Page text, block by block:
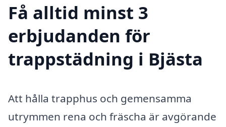
Få alltid minst 3
erbjudanden för
trappstädning i Bjästa
Att hålla trapphus och gemensamma
utrymmen rena och fräscha är avgörande